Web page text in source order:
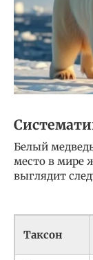
Белый
место в мире
выглядит
Таксон